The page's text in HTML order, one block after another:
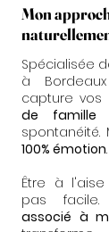
Mon
Spécialisée
à
capture vos
de famille
spontanéité.
100% émotion.
Être à
pas facile.
associé à